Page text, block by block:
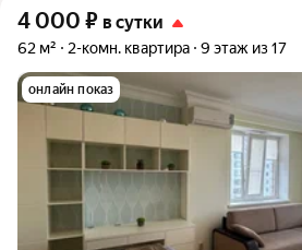
4 000 ₽ в сутки
62 м² 2-комн. квартира 9 этаж из 17
онлайн показ